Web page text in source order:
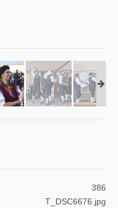
386
T_DSC6676.jpg